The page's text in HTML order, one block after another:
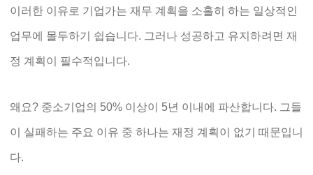
이러한 이유로 기업가는 재무 계획을 소홀히 하는 일상적인
업무에 몰두하기 쉽습니다. 그러나 성공하고 유지하려면 재
정 계획이 필수적입니다.
왜요? 중소기업의 50% 이상이 5년 이내에 파산합니다. 그들
이 실패하는 주요 이유 중 하나는 재정 계획이 없기 때문입니
다.